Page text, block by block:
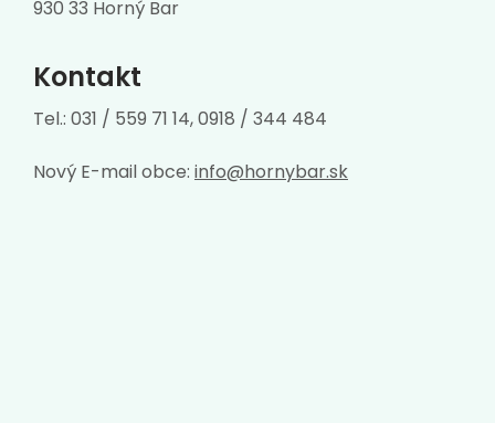
930 33 Horný Bar
Kontakt
Tel.: 031 / 559 71 14, 0918 / 344 484
Nový E-mail obce: info@hornybar.sk